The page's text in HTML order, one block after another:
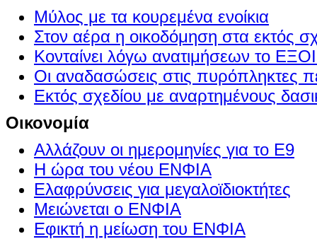
Μύλος με τα κουρεμένα ενοίκια
Στον αέρα η οικοδόμηση στα εκτός
Κονταίνει λόγω ανατιμήσεων το
Οι αναδασώσεις στις πυρόπληκτες
Εκτός σχεδίου με αναρτημένους
Οικονομία
Αλλάζουν οι ημερομηνίες για το Ε9
Η ώρα του νέου ΕΝΦΙΑ
Ελαφρύνσεις για μεγαλοϊδιοκτήτες
Μειώνεται ο ΕΝΦΙΑ
Εφικτή η μείωση του ΕΝΦΙΑ